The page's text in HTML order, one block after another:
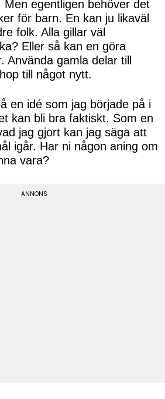
Men egentligen behöver det
för barn. En kan ju likaväl
folk. Alla gillar väl
Eller så kan en göra
Använda gamla delar till
till något nytt.
en idé som jag började på i
kan bli bra faktiskt. Som en
jag gjort kan jag säga att
igår. Har ni någon aning om
vara?